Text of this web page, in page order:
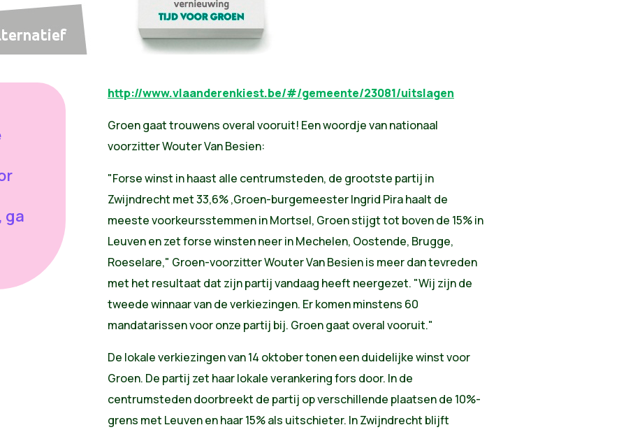
ga
http://www.vlaanderenkiest.be/#/gemeente/23081/uitslagen
Groen gaat trouwens overal vooruit! Een woordje van nationaal
voorzitter Wouter Van Besien:
"Forse winst in haast alle centrumsteden, de grootste partij in
Zwijndrecht met 33,6% ,Groen-burgemeester Ingrid Pira haalt de
meeste voorkeursstemmen in Mortsel, Groen stijgt tot boven de 15% in
Leuven en zet forse winsten neer in Mechelen, Oostende, Brugge,
Roeselare," Groen-voorzitter Wouter Van Besien is meer dan tevreden
met het resultaat dat zijn partij vandaag heeft neergezet. "Wij zijn de
tweede winnaar van de verkiezingen. Er komen minstens 60
mandatarissen voor onze partij bij. Groen gaat overal vooruit."
De lokale verkiezingen van 14 oktober tonen een duidelijke winst voor
Groen. De partij zet haar lokale verankering fors door. In de
centrumsteden doorbreekt de partij op verschillende plaatsen de 10%-
grens met Leuven en haar 15% als uitschieter. In Zwijndrecht blijft